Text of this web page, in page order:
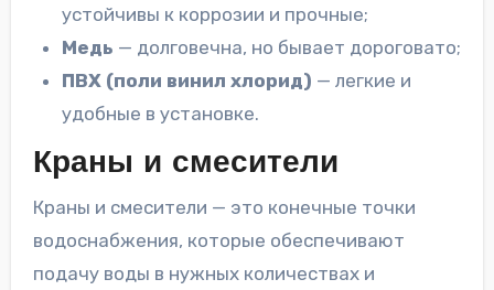
устойчивы к коррозии и прочные;
Медь — долговечна, но бывает дороговато;
ПВХ (поли винил хлорид) — легкие и
удобные в установке.
Краны и смесители
Краны и смесители — это конечные точки
водоснабжения, которые обеспечивают
подачу воды в нужных количествах и